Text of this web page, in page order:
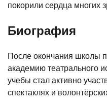
покорили сердца многих
Биография
После окончания школы
академию театрального
учебы стал активно
спектаклях и